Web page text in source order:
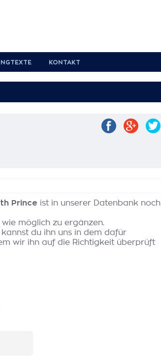
KONTAKT
Prince ist in unserer Datenbank noch
möglich zu ergänzen.
kannst du ihn uns in dem dafür
wir ihn auf die Richtigkeit überprüft